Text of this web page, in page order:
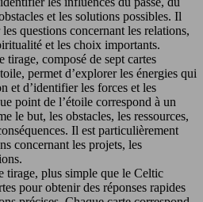
et les solutions possibles. Il
questions concernant les relations,
et les choix importants.
tirage, composé de sept cartes
permet d’explorer les énergies qui
et d’identifier les forces et les
point de l’étoile correspond à un
le but, les obstacles, les ressources,
Il est particulièrement
concernant les projets, les
tirage, plus simple que le Celtic
pour obtenir des réponses rapides